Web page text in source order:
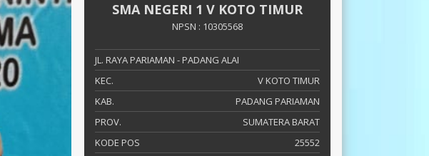
SMA NEGERI 1 V KOTO TIMUR
NPSN : 10305568
JL. RAYA PARIAMAN - PADANG ALAI
KEC.
V KOTO TIMUR
KAB.
PADANG PARIAMAN
PROV.
SUMATERA BARAT
KODE POS
25552